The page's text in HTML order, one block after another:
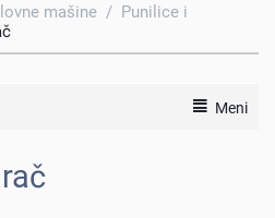
mašine / Punilice i
Meni